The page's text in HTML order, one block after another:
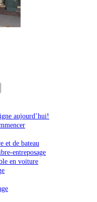
aujourd’hui!
et de bateau
entreposage
en voiture